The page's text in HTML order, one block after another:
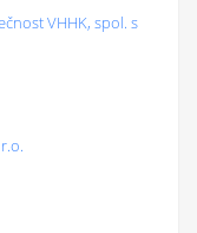
VHHK, spol. s